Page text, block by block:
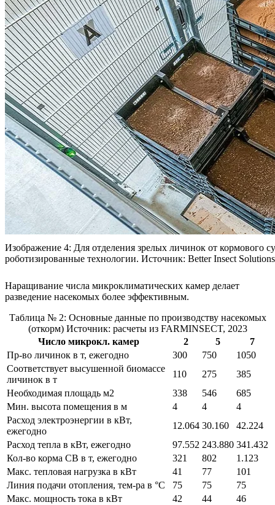
Изображение 4: Для отделения зрелых личинок от кормового
роботизированные технологии. Источник: Better Insect Solutions
Наращивание числа микроклиматических камер делает
разведение насекомых более эффективным.
Таблица № 2: Основные данные по производству насекомых
(откорм) Источник: расчеты из FARMINSECT, 2023
Число микрокл. камер
2 5
7
Пр-во личинок в т, ежегодно
300 750
1050
Соответствует высушенной биомассе
личинок в т
110 275
385
Необходимая площадь м2
338 546
685
Мин. высота помещения в м
4 4
4
Расход электроэнергии в кВт,
ежегодно
12.064 30.160
42.224
Расход тепла в кВт, ежегодно
97.552 243.880 341.432
Кол-во корма СВ в т, ежегодно
321 802
1.123
Макс. тепловая нагрузка в кВт
41 77
101
Линия подачи отопления, тем-ра в °C
75 75
75
Макс. мощность тока в кВт
42 44
46